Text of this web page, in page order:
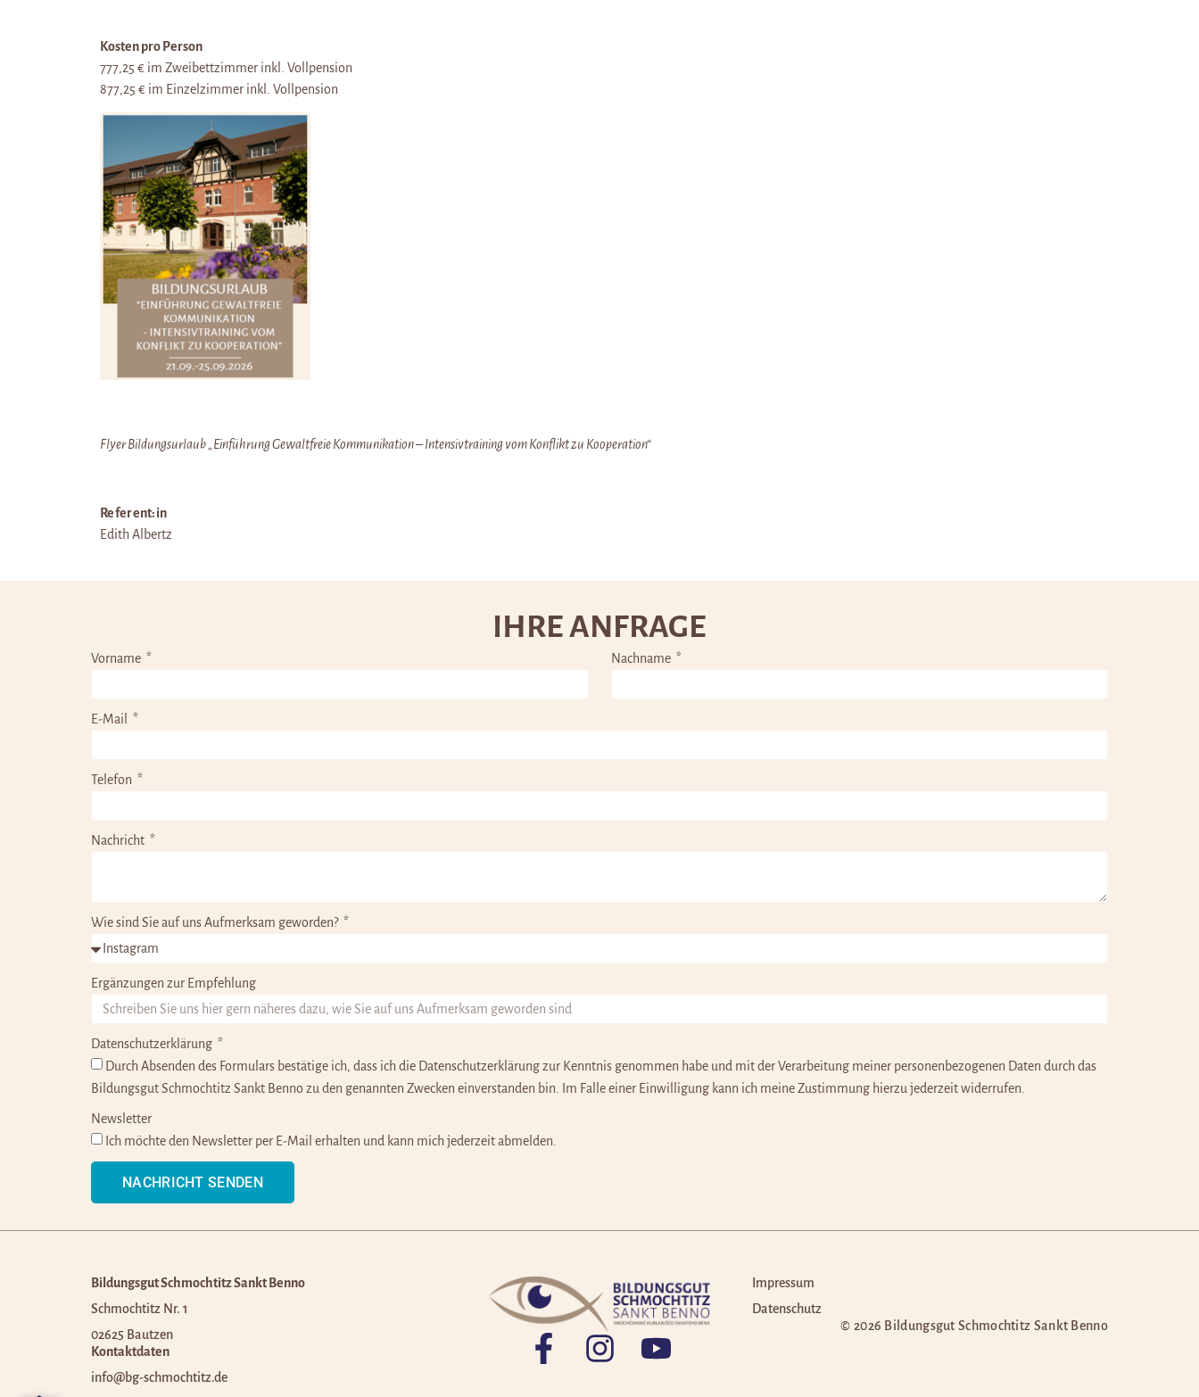
Kosten pro Person
777,25 € im Zweibettzimmer inkl. Vollpension
877,25 € im Einzelzimmer inkl. Vollpension
Flyer Bildungsurlaub „Einführung Gewaltfreie Kommunikation – Intensivtraining vom Konflikt zu Kooperation“
Referent:in
Edith Albertz
IHRE ANFRAGE
Vorname Nachname
E-Mail
Telefon
Nachricht
Wie sind Sie auf uns Aufmerksam geworden?
Ergänzungen zur Empfehlung
Datenschutzerklärung
Durch Absenden des Formulars bestätige ich, dass ich die Datenschutzerklärungzur Kenntnis genommen habe und mit der Verarbeitung meiner personenbezogenen Daten durch das
Bildungsgut Schmochtitz Sankt Benno zu den genannten Zwecken einverstanden bin. Im Falle einer Einwilligung kann ich meine Zustimmung hierzu jederzeit widerrufen.
Newsletter
Ich möchte den Newsletter per E-Mail erhalten und kann mich jederzeit abmelden.
NACHRICHT SENDEN
Bildungsgut Schmochtitz Sankt Benno
Schmochtitz Nr. 1
02625 Bautzen
Kontaktdaten
info@bg-schmochtitz.de
Impressum
Datenschutz
© 2026 Bildungsgut Schmochtitz Sankt Benno